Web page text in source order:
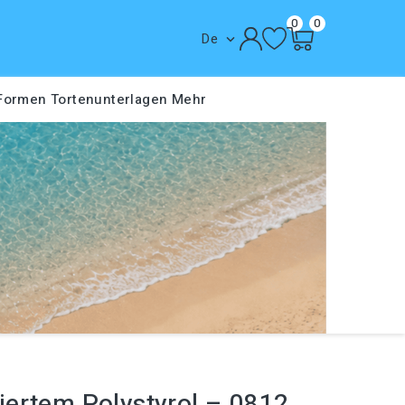
De 
0 0
Tortenunterlagen Mehr